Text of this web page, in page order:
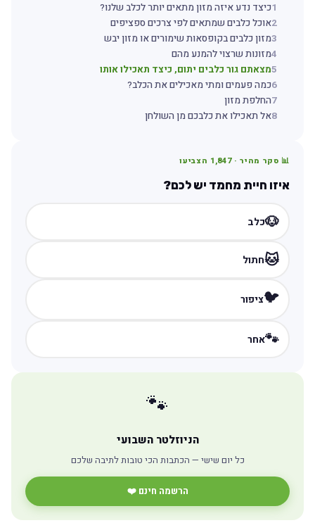
1כיצד נדע איזה מזון מתאים יותר לכלב שלנו?
2אוכל כלבים שמתאים לפי צרכים ספציפים
3מזון כלבים בקופסאות שימורים או מזון יבש
4מזונות שרצוי להמנע מהם
5מצאתם גור כלבים יתום, כיצד תאכילו אותו
6כמה פעמים ומתי מאכילים את הכלב?
7החלפת מזון
8אל תאכילו את כלבכם מן השולחן
📊 סקר מהיר ·1,847 הצביעו
איזו חיית מחמד יש לכם?
🐶כלב
🐱חתול
🐦ציפור
🐾אחר
🐾
הניוזלטר השבועי
כל יום שישי — הכתבות הכי טובות לתיבה שלכם
הרשמה חינם ❤️